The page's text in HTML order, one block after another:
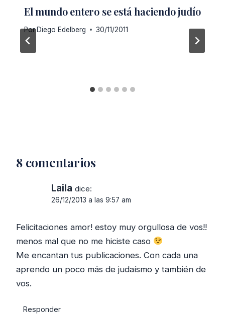
El mundo entero se está haciendo judío
Por Diego Edelberg 30/11/2011
8 comentarios
Laila dice:
26/12/2013 a las 9:57 am
Felicitaciones amor! estoy muy orgullosa de vos!!
menos mal que no me hiciste caso
Me encantan tus publicaciones. Con cada una
aprendo un poco más de judaísmo y también de
vos.
Responder